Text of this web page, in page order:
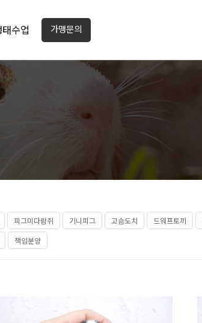
수업 가맹문의
피그미다람쥐 기니피그 고슴도치 드워프토끼
책임분양